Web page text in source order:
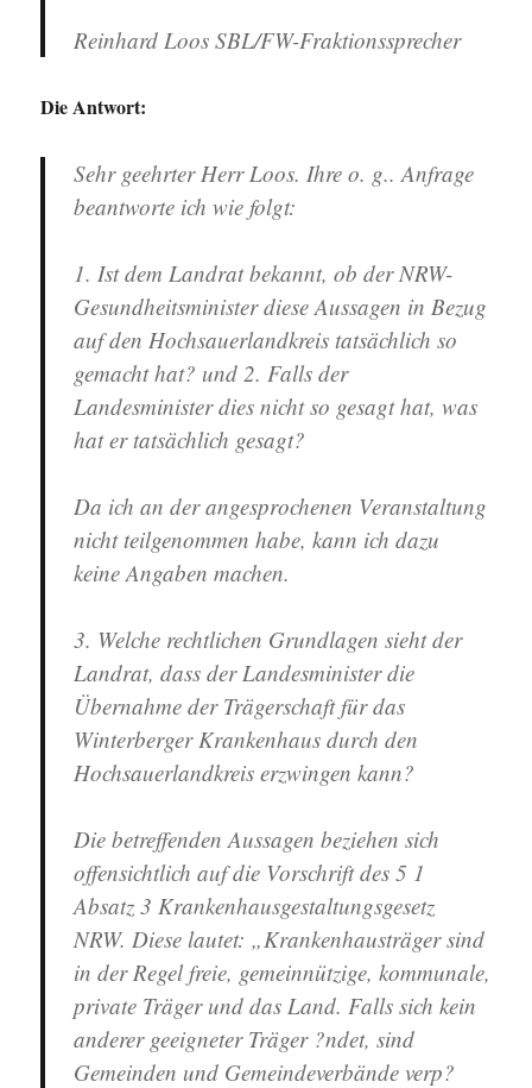
Reinhard Loos SBL/FW-Fraktionssprecher
Die Antwort:
Sehr geehrter Herr Loos. Ihre o. g.. Anfrage
beantworte ich wie folgt:
1. Ist dem Landrat bekannt, ob der NRW-
Gesundheitsminister diese Aussagen in Bezug
auf den Hochsauerlandkreis tatsächlich so
gemacht hat? und 2. Falls der
Landesminister dies nicht so gesagt hat, was
hat er tatsächlich gesagt?
Da ich an der angesprochenen Veranstaltung
nicht teilgenommen habe, kann ich dazu
keine Angaben machen.
3. Welche rechtlichen Grundlagen sieht der
Landrat, dass der Landesminister die
Übernahme der Trägerschaft für das
Winterberger Krankenhaus durch den
Hochsauerlandkreis erzwingen kann?
Die betreffenden Aussagen beziehen sich
offensichtlich auf die Vorschrift des 5 1
Absatz 3 Krankenhausgestaltungsgesetz
NRW. Diese lautet: „Krankenhausträger sind
in der Regel freie, gemeinnützige, kommunale,
private Träger und das Land. Falls sich kein
anderer geeigneter Träger ?ndet, sind
Gemeinden und Gemeindeverbände verp?